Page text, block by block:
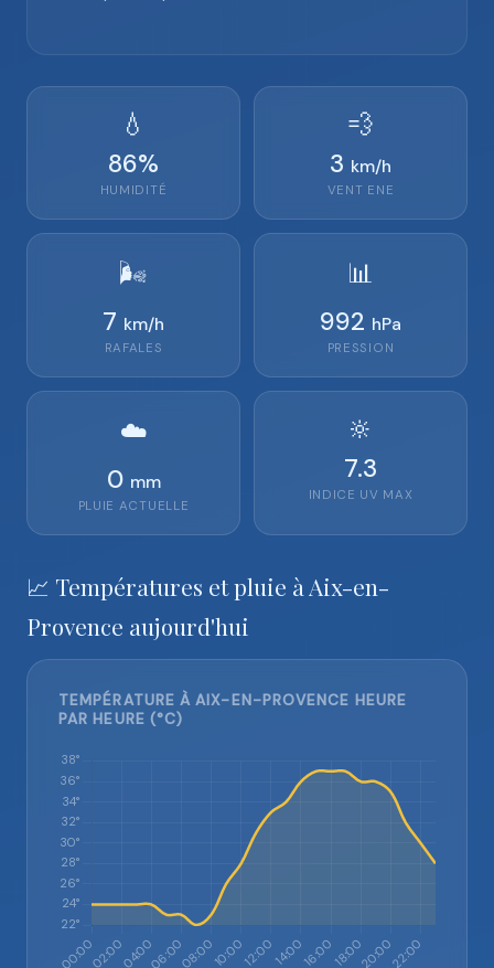
💧
86%
HUMIDITÉ
💨
3 km/h
VENT ENE
🌬️
7 km/h
RAFALES
📊
992 hPa
PRESSION
☁️
0 mm
PLUIE ACTUELLE
🔆
7.3
INDICE UV MAX
📈 Températures et pluie à Aix-en-
Provence aujourd'hui
TEMPÉRATURE À AIX-EN-PROVENCE HEURE
PAR HEURE (°C)